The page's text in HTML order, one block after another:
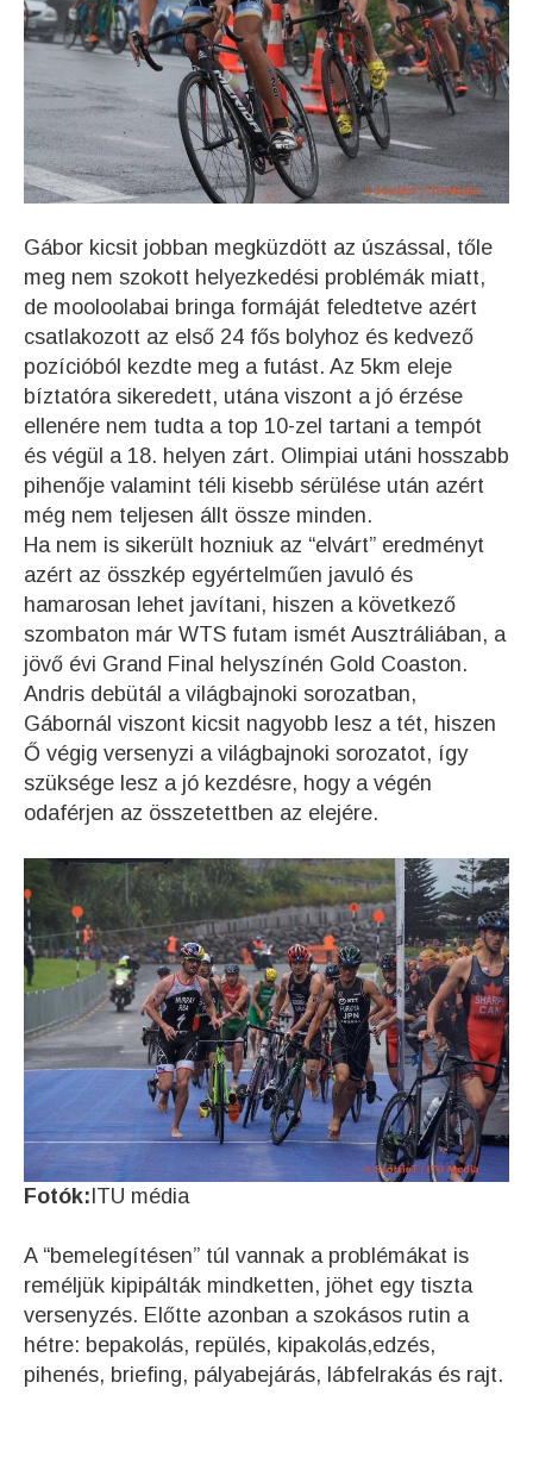
Gábor kicsit jobban megküzdött az úszással, tőle
meg nem szokott helyezkedési problémák miatt,
de mooloolabai bringa formáját feledtetve azért
csatlakozott az első 24 fős bolyhoz és kedvező
pozícióból kezdte meg a futást. Az 5km eleje
bíztatóra sikeredett, utána viszont a jó érzése
ellenére nem tudta a top 10-zel tartani a tempót
és végül a 18. helyen zárt. Olimpiai utáni hosszabb
pihenője valamint téli kisebb sérülése után azért
még nem teljesen állt össze minden.
Ha nem is sikerült hozniuk az “elvárt” eredményt
azért az összkép egyértelműen javuló és
hamarosan lehet javítani, hiszen a következő
szombaton már WTS futam ismét Ausztráliában, a
jövő évi Grand Final helyszínén Gold Coaston.
Andris debütál a világbajnoki sorozatban,
Gábornál viszont kicsit nagyobb lesz a tét, hiszen
Ő végig versenyzi a világbajnoki sorozatot, így
szüksége lesz a jó kezdésre, hogy a végén
odaférjen az összetettben az elejére.
Fotók: ITU média
A “bemelegítésen” túl vannak a problémákat is
reméljük kipipálták mindketten, jöhet egy tiszta
versenyzés. Előtte azonban a szokásos rutin a
hétre: bepakolás, repülés, kipakolás,edzés,
pihenés, briefing, pályabejárás, lábfelrakás és rajt.